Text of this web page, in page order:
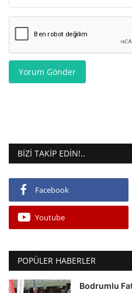
Yorum Gönder
BIZI TAKIP EDIN!..
Facebook
Youtube
POPÜLER HABERLER
Bodrumlu